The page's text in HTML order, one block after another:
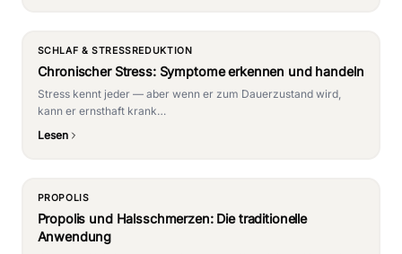
SCHLAF & STRESSREDUKTION
Chronischer Stress: Symptome erkennen und handeln
Stress kennt jeder — aber wenn er zum Dauerzustand wird,
kann er ernsthaft krank…
Lesen
PROPOLIS
Propolis und Halsschmerzen: Die traditionelle
Anwendung